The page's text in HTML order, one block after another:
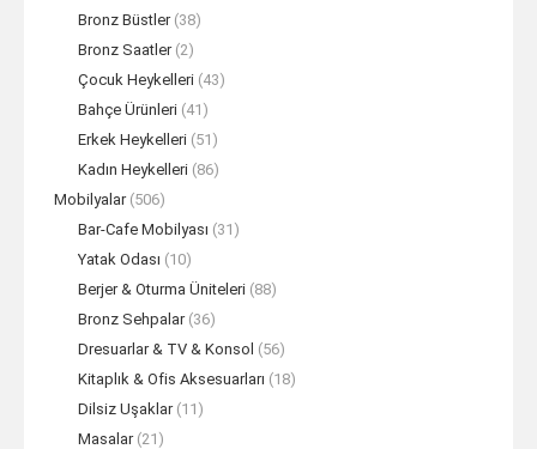
Bronz Büstler (38)
Bronz Saatler (2)
Çocuk Heykelleri (43)
Bahçe Ürünleri (41)
Erkek Heykelleri (51)
Kadın Heykelleri (86)
Mobilyalar (506)
Bar-Cafe Mobilyası (31)
Yatak Odası (10)
Berjer & Oturma Üniteleri (88)
Bronz Sehpalar (36)
Dresuarlar & TV & Konsol (56)
Kitaplık & Ofis Aksesuarları (18)
Dilsiz Uşaklar (11)
Masalar (21)